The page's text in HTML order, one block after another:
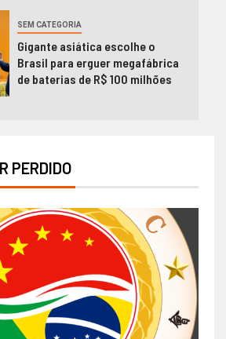
SEM CATEGORIA
Gigante asiática escolhe o
Brasil para erguer megafábrica
de baterias de R$ 100 milhões
PERDIDO